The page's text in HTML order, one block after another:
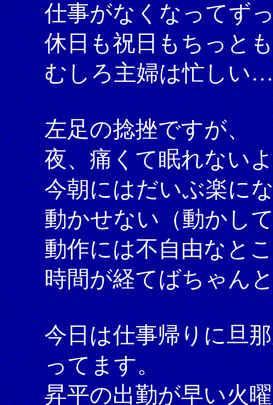
仕事がなくなってず
休日も祝日もちっと
むしろ主婦は忙しい
左足の捻挫ですが、
夜、痛くて眠れない
今朝にはだいぶ楽に
動かせない（動かし
動作には不自由なと
時間が経てばちゃん
今日は仕事帰りに旦
ってます。
昇平の出勤が早い火